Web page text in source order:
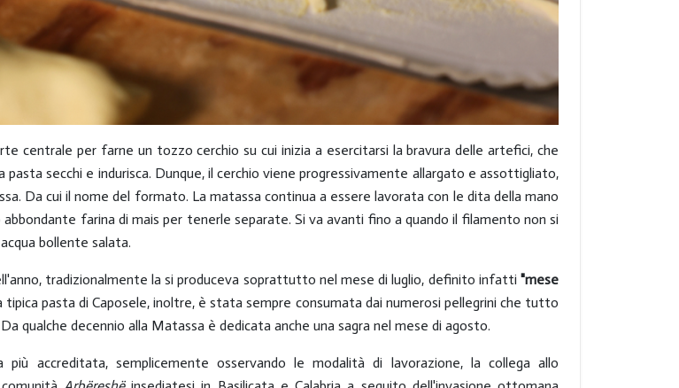
centrale per farne un tozzo cerchio su cui inizia a esercitarsi la bravura delle artefici, che
secchi e indurisca. Dunque, il cerchio viene progressivamente allargato e assottigliato,
Da cui il nome del formato. La matassa continua a essere lavorata con le dita della mano
farina di mais per tenerle separate. Si va avanti fino a quando il filamento non si
bollente salata.
tradizionalmente la si produceva soprattutto nel mese di luglio, definito infatti "mese
tipica pasta di Caposele, inoltre, è stata sempre consumata dai numerosi pellegrini che tutto
qualche decennio alla Matassa è dedicata anche una sagra nel mese di agosto.
accreditata, semplicemente osservando le modalità di lavorazione, la collega allo